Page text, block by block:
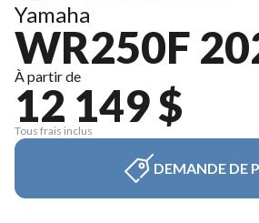
Yamaha
WR250F
À partir de
12 149 $
Tous frais inclus
DEMANDE DE